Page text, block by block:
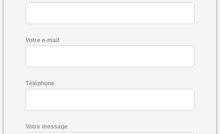
Votre e-mail
Téléphone
Votre message